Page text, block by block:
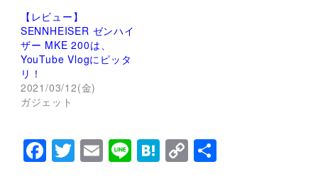
ウ
ィ
ン
ド
ウ
で
開
き
ま
す
)
し
て
く
だ
さ
い
(
し
い
ウ
ウ
で
開
【レビュー】
SENNHEISER ゼンハイ
ザー MKE 200は、
YouTube Vlogにピッタ
リ！
2021/03/12(金)
ガジェット
F T E Li H C 共